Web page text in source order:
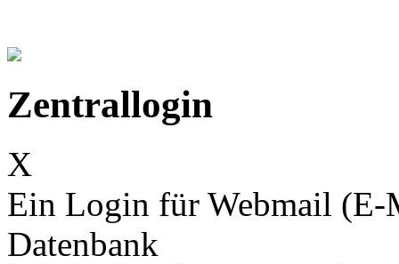
Zentrallogin
X
Ein Login für Webmail (E-
Datenbank